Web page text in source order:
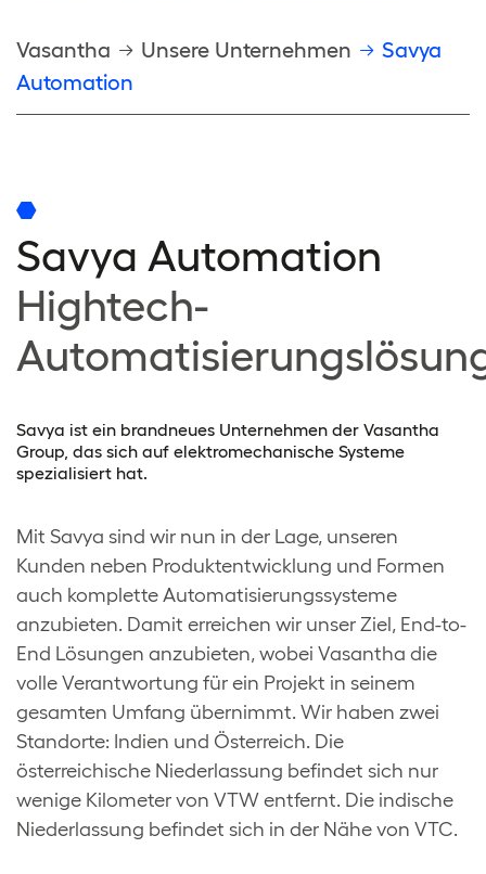
Pfadnavigation
Vasantha Unsere Unternehmen
Savya
Automation
Savya Automation
Hightech-
Savya ist ein brandneues Unternehmen der Vasantha
Group, das sich auf elektromechanische Systeme
spezialisiert hat.
Mit Savya sind wir nun in der Lage, unseren
Kunden neben Produktentwicklung und Formen
auch komplette Automatisierungssysteme
anzubieten. Damit erreichen wir unser Ziel, End-to-
End Lösungen anzubieten, wobei Vasantha die
volle Verantwortung für ein Projekt in seinem
gesamten Umfang übernimmt. Wir haben zwei
Standorte: Indien und Österreich. Die
österreichische Niederlassung befindet sich nur
wenige Kilometer von VTW entfernt. Die indische
Niederlassung befindet sich in der Nähe von VTC.